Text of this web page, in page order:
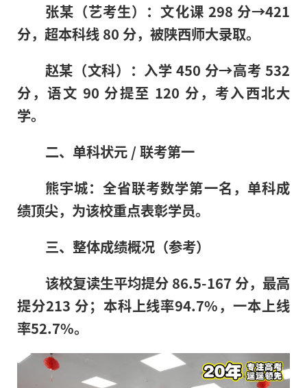
张某（艺考生）：文化课 298 分→421
分，超本科线 80 分，被陕西师大录取。
赵某（文科）：入学 450 分→高考 532
分，语文 90 分提至 120 分，考入西北大
学。
二、单科状元 / 联考第一
熊宇城：全省联考数学第一名，单科成
绩顶尖，为该校重点表彰学员。
三、整体成绩概况（参考）
该校复读生平均提分 86.5-167 分，最高
提分213 分；本科上线率94.7%，一本上线
率52.7%。